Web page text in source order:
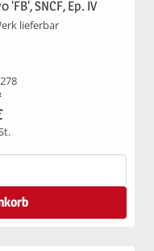
SNCF, Ep. IV
lieferbar